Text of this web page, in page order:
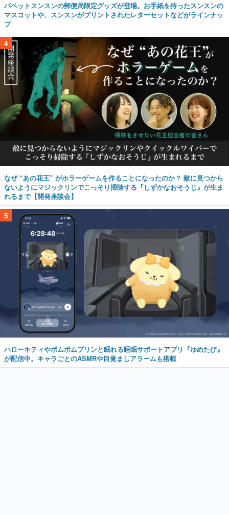
パペットスンスンの郵便局限定グッズが登場。お手紙を持ったスンスンの
マスコットや、スンスンがプリントされたレターセットなどがラインナッ
プ
4
なぜ “あの花王” がホラーゲームを作ることになったのか？ 敵に見つから
ないようにマジックリンでこっそり掃除する『しずかなおそうじ』が生ま
れるまで【開発座談会】
5
ハローキティやポムポムプリンと眠れる睡眠サポートアプリ『ゆめたび』
が配信中。キャラごとのASMRや目覚ましアラームも搭載